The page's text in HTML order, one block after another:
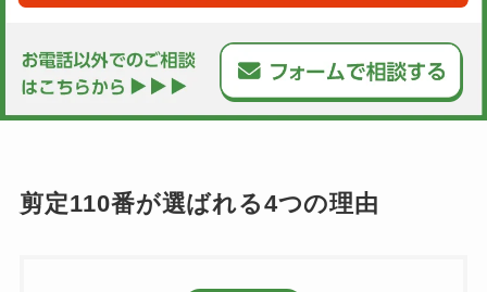
剪定110番が選ばれる4つの理由